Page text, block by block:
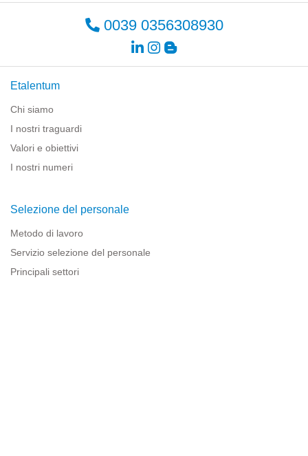
0039 0356308930
Etalentum
Chi siamo
I nostri traguardi
Valori e obiettivi
I nostri numeri
Selezione del personale
Metodo di lavoro
Servizio selezione del personale
Principali settori